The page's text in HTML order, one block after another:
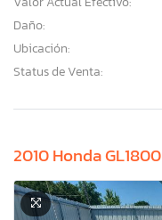
Daño:
Ubicación:
Status de Venta:
2010 Honda GL1800